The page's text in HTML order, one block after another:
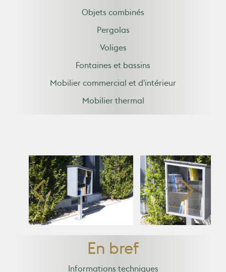
Objets combinés
Pergolas
Voliges
Fontaines et bassins
Mobilier commercial et d'intérieur
Mobilier thermal
En bref